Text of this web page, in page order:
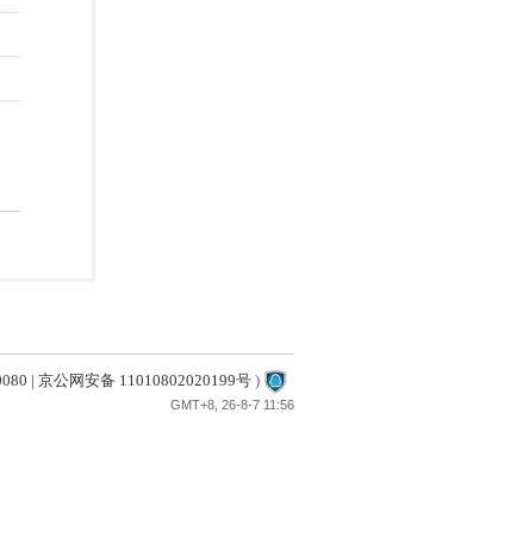
| 京公网安备 11010802020199号 )
GMT+8, 26-8-7 11:56